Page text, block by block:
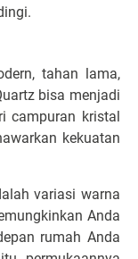
tahan lama,
bisa menjadi
campuran kristal
kekuatan
variasi warna
Anda
rumah Anda